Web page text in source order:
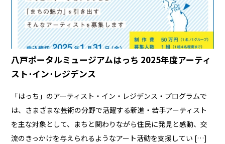
八戸ポータルミュージアムはっち 2025年度アーティ
スト･イン･レジデンス
「はっち」のアーティスト・イン・レジデンス・プログラムで
は、さまざまな芸術の分野で活躍する新進・若手アーティスト
を主な対象として、まちと関わりながら住民に発見と感動、交
流のきっかけを与えられるようなアート活動を支援してい […]